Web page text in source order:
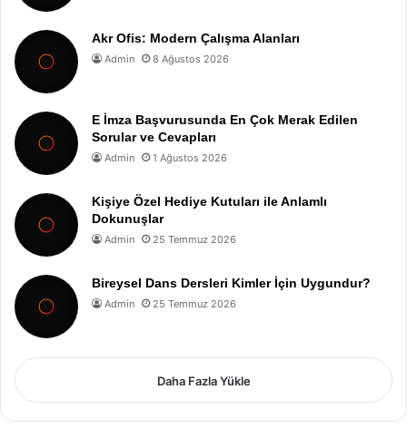
Akr Ofis: Modern Çalışma Alanları
Admin 8 Ağustos 2026
E İmza Başvurusunda En Çok Merak Edilen
Sorular ve Cevapları
Admin 1 Ağustos 2026
Kişiye Özel Hediye Kutuları ile Anlamlı
Dokunuşlar
Admin 25 Temmuz 2026
Bireysel Dans Dersleri Kimler İçin Uygundur?
Admin 25 Temmuz 2026
Daha Fazla Yükle